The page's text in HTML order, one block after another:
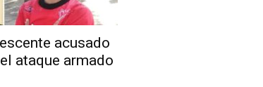
–
acusado
ataque armado